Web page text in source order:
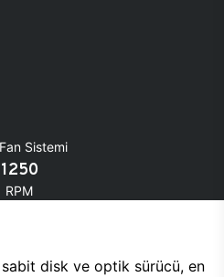
Fan Sistemi
1250
RPM
disk ve optik sürücü, en